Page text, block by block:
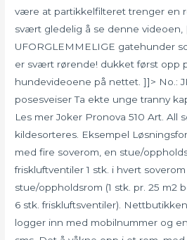
være at partikkelfilteret trenger en
svært gledelig å se denne videoen,
UFORGLEMMELIGE gatehunder
er svært rørende! dukket først opp
hundevideoene på nettet. ]]> No.:
posesveiser Ta ekte unge tranny
Les mer Joker Pronova 510 Art. All
kildesorteres. Eksempel
med fire soverom, en stue/
friskluftventiler 1 stk. i hvert
stue/oppholdsrom (1 stk. pr. 25 m2
6 stk. friskluftsventiler).
logger inn med mobilnummer og